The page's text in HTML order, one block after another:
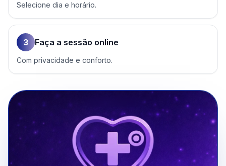
Selecione dia e horário.
3 Faça a sessão online
Com privacidade e conforto.